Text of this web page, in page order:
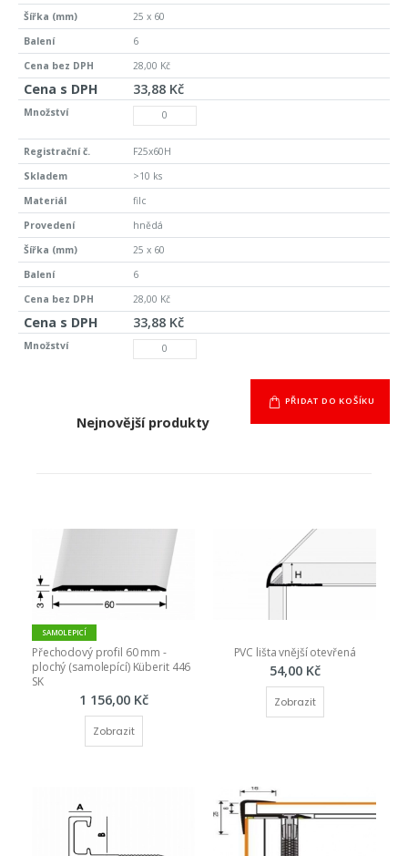
25 x 60
6
28,00 Kč
33,88 Kč
F25x60H
>10 ks
filc
hnědá
25 x 60
6
28,00 Kč
33,88 Kč
PŘIDAT DO KOŠÍKU
Nejnovější produkty
SAMOLEPICÍ
Přechodový profil 60 mm -
plochý (samolepící) Küberit 446
SK
1 156,00 Kč
Zobrazit
PVC lišta vnější otevřená
54,00 Kč
Zobrazit